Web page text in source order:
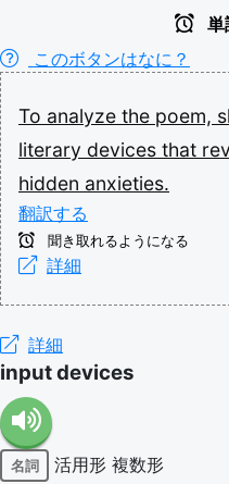
単
このボタンはなに？
To analyze the poem,
literary devices that
hidden anxieties.
翻訳する
聞き取れるようになる
詳細
詳細
input devices
名詞 活用形 複数形